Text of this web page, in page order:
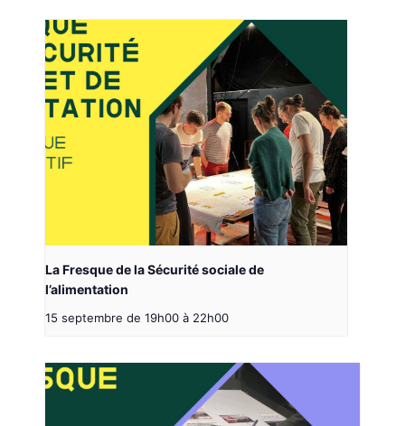
La Fresque de la Sécurité sociale de
l’alimentation
15 septembre de 19h00 à 22h00